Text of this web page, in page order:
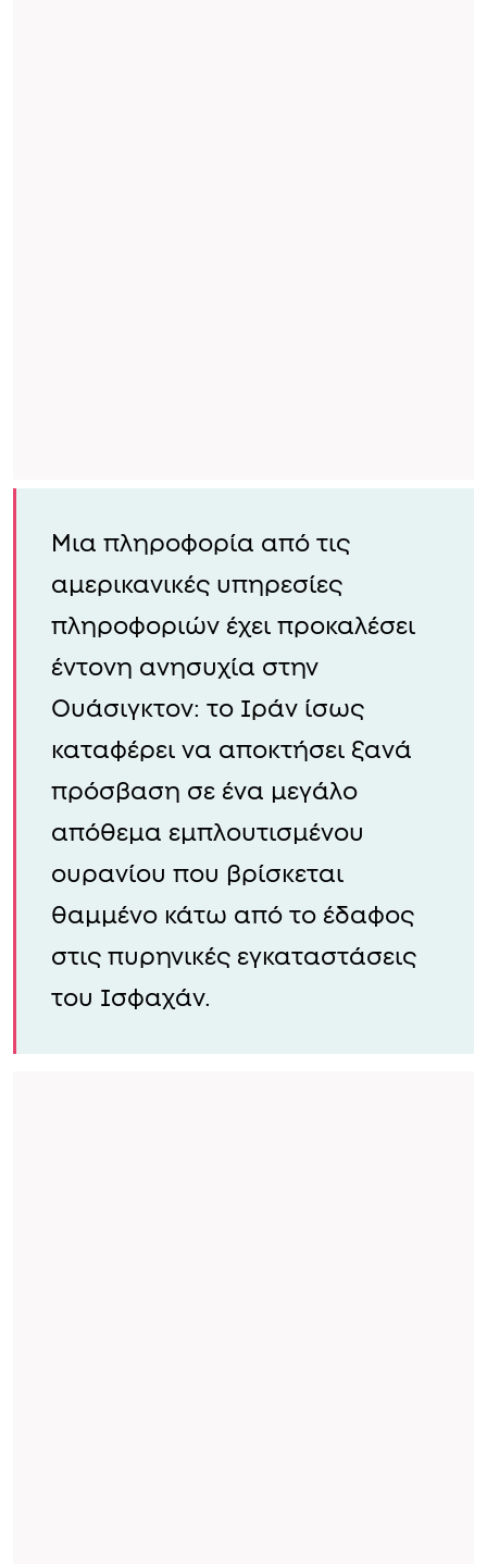
Μια πληροφορία από τις
αμερικανικές υπηρεσίες
πληροφοριών έχει προκαλέσει
έντονη ανησυχία στην
Ουάσιγκτον: το Ιράν ίσως
καταφέρει να αποκτήσει ξανά
πρόσβαση σε ένα μεγάλο
απόθεμα εμπλουτισμένου
ουρανίου που βρίσκεται
θαμμένο κάτω από το έδαφος
στις πυρηνικές εγκαταστάσεις
του Ισφαχάν.